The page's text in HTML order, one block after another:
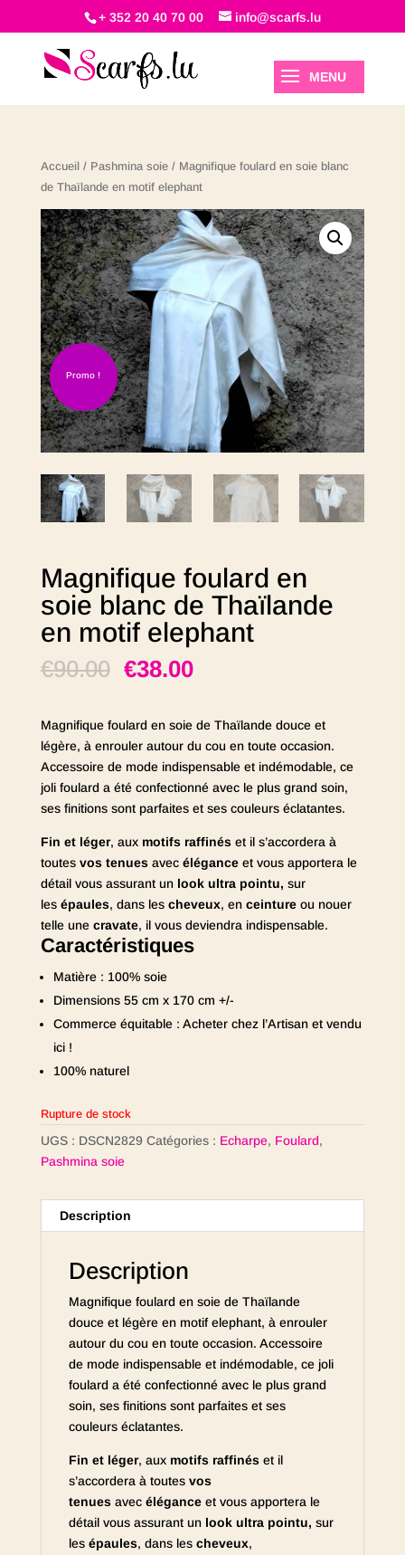
+ 352 20 40 70 00 info@scarfs.lu
Accueil / Pashmina soie/ Magnifique foulard en soie blanc
de Thaïlande en motif elephant
Promo !
Magnifique foulard en
soie blanc de Thaïlande
en motif elephant
€90.00 €38.00
Magnifique foulard en soie de Thaïlande douce et
légère, à enrouler autour du cou en toute occasion.
Accessoire de mode indispensable et indémodable, ce
joli foulard a été confectionné avec le plus grand soin,
ses finitions sont parfaites et ses couleurs éclatantes.
Fin et léger, aux motifs raffinéset il s’accordera à
toutes vos tenuesavec éléganceet vous apportera le
détail vous assurant un look ultra pointu, sur
les épaules, dans les cheveux, en ceintureou nouer
telle une cravate, il vous deviendra indispensable.
Caractéristiques
Matière : 100% soie
Dimensions 55 cm x 170 cm +/-
Commerce équitable : Acheter chez l’Artisan et vendu
ici !
100% naturel
Rupture de stock
UGS : DSCN2829 Catégories : Echarpe, Foulard,
Pashmina soie
Description
Description
Magnifique foulard en soie de Thaïlande
douce et légère en motif elephant, à enrouler
autour du cou en toute occasion. Accessoire
de mode indispensable et indémodable, ce joli
foulard a été confectionné avec le plus grand
soin, ses finitions sont parfaites et ses
couleurs éclatantes.
Fin et léger, aux motifs raffinéset il
s’accordera à toutes vos
tenuesavec éléganceet vous apportera le
détail vous assurant un look ultra pointu, sur
les épaules, dans les cheveux,